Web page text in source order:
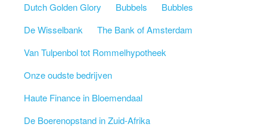
Dutch Golden Glory
Bubbels
Bubbles
De Wisselbank
The Bank of Amsterdam
Van Tulpenbol tot Rommelhypotheek
Onze oudste bedrijven
Haute Finance in Bloemendaal
De Boerenopstand in Zuid-Afrika